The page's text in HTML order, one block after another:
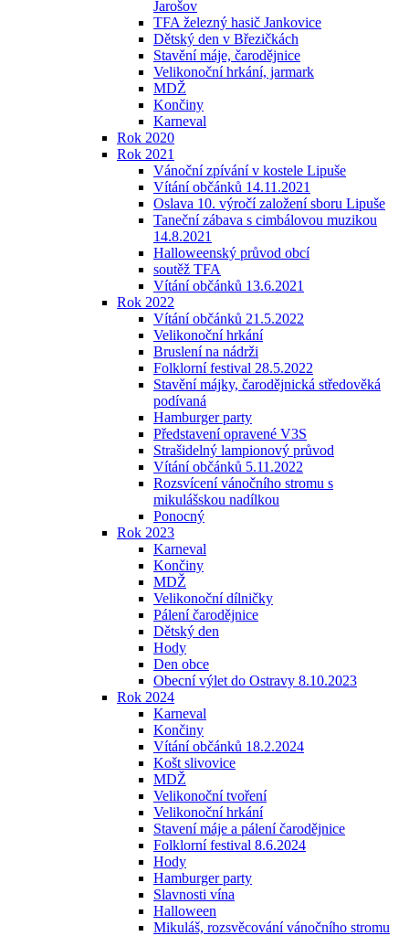
Jarošov
TFA železný hasič Jankovice
Dětský den v Březičkách
Stavění máje, čarodějnice
Velikonoční hrkání, jarmark
MDŽ
Končiny
Karneval
Rok 2020
Rok 2021
Vánoční zpívání v kostele Lipuše
Vítání občánků 14.11.2021
Oslava 10. výročí založení sboru Lipuše
Taneční zábava s cimbálovou muzikou
14.8.2021
Halloweenský průvod obcí
soutěž TFA
Vítání občánků 13.6.2021
Rok 2022
Vítání občánků 21.5.2022
Velikonoční hrkání
Bruslení na nádrži
Folklorní festival 28.5.2022
Stavění májky, čarodějnická středověká
podívaná
Hamburger party
Představení opravené V3S
Strašidelný lampionový průvod
Vítání občánků 5.11.2022
Rozsvícení vánočního stromu s
mikulášskou nadílkou
Ponocný
Rok 2023
Karneval
Končiny
MDŽ
Velikonoční dílničky
Pálení čarodějnice
Dětský den
Hody
Den obce
Obecní výlet do Ostravy 8.10.2023
Rok 2024
Karneval
Končiny
Vítání občánků 18.2.2024
Košt slivovice
MDŽ
Velikonoční tvoření
Velikonoční hrkání
Stavení máje a pálení čarodějnice
Folklorní festival 8.6.2024
Hody
Hamburger party
Slavnosti vína
Halloween
Mikuláš, rozsvěcování vánočního stromu